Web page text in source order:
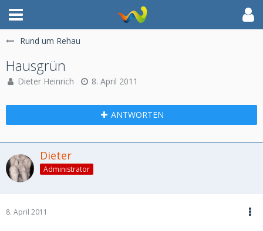
Rund um Rehau
Hausgrün
Dieter Heinrich 8. April 2011
ANTWORTEN
Dieter
Administrator
8. April 2011